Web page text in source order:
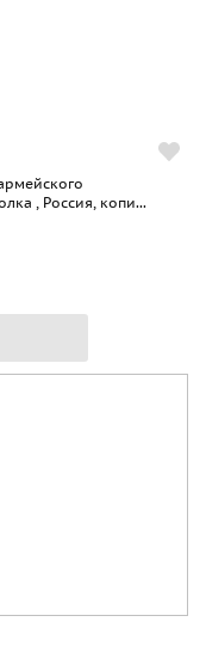
, Россия, копи...